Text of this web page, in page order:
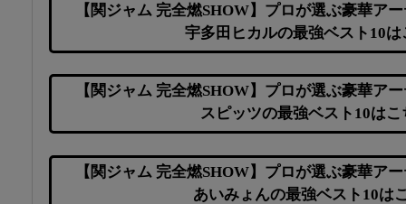
【関ジャム 完全燃SHOW】プロが選ぶ豪華ア
宇多田ヒカルの最強ベスト10
【関ジャム 完全燃SHOW】プロが選ぶ豪華ア
スピッツの最強ベスト10は
【関ジャム 完全燃SHOW】プロが選ぶ豪華ア
あいみょんの最強ベスト10は